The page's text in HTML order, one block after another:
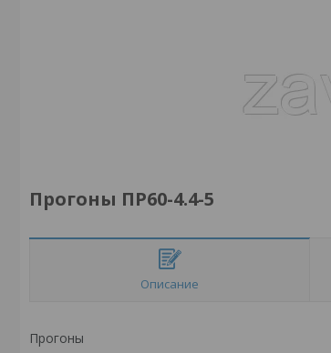
Прогоны ПР60-4.4-5
Описание
Прогоны